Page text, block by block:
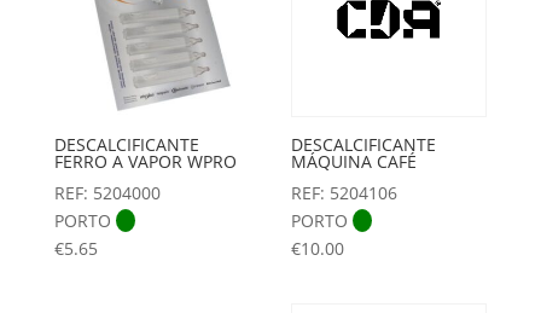
DESCALCIFICANTE
FERRO A VAPOR WPRO
REF: 5204000
PORTO
€5.65
DESCALCIFICANTE
MÁQUINA CAFÉ
REF: 5204106
PORTO
€10.00